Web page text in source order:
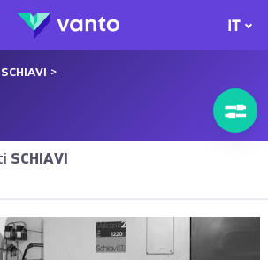
IT
SCHIAVI >
SCHIAVI